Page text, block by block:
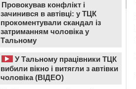
Провокував конфлікт і
зачинився в автівці: у ТЦК
прокоментували скандал із
затриманням чоловіка у
Тальному
У Тальному працівники ТЦК
вибили вікно і витягли з автівки
чоловіка (ВІДЕО)